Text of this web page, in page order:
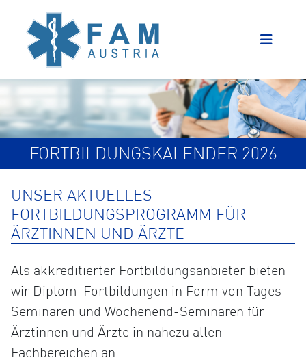
FORTBILDUNGSKALENDER 2026
UNSER AKTUELLES
FORTBILDUNGSPROGRAMM FÜR
ÄRZTINNEN UND ÄRZTE
Als akkreditierter Fortbildungsanbieter bieten
wir Diplom-Fortbildungen in Form von Tages-
Seminaren und Wochenend-Seminaren für
Ärztinnen und Ärzte in nahezu allen
Fachbereichen an